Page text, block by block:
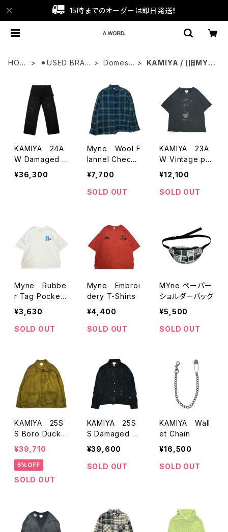
15時までのオーダーは即日発送!!
HOM
⚫︎USED BRAN
Domesti
KAMIYA / (旧MYn
KAMIYA 24A
W Damaged D
oubleknee Tr
ouser
¥36,300
Myne Wool F
lannel Check
Shirts
¥7,700
SOLD OUT
KAMIYA 23A
W Vintage pri
nt T-Shirts
¥12,100
SOLD OUT
Myne Rubbe
r Tag Pocket
T-Shirts
¥3,630
SOLD OUT
Myne Embroi
dery T-Shirts
¥4,400
SOLD OUT
MYne ペーパー
ショルダーバッグ
¥5,500
SOLD OUT
KAMIYA 25S
S Boro Duck J
acket
¥39,710
5%OFF
SOLD OUT
KAMIYA 25S
S Damaged K
nit Shirts
¥39,600
SOLD OUT
KAMIYA Wall
et Chain
¥16,500
SOLD OUT